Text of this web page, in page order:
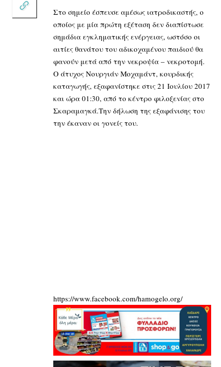
Στο σημείο έσπευσε αμέσως ιατροδικαστής, ο
οποίος με μία πρώτη εξέταση δεν διαπίστωσε
σημάδια εγκληματικής ενέργειας, ωστόσο οι
αιτίες θανάτου του αδικοχαμένου παιδιού θα
φανούν μετά από την νεκροψία – νεκροτομή.
Ο άτυχος Νουργιάν Μοχαμάντ, κουρδικής
καταγωγής, εξαφανίστηκε στις 21 Ιουλίου 2017
και ώρα 01:30, από το κέντρο φιλοξενίας στο
Σκαραμαγκά.Την δήλωση της εξαφάνισης του
την έκαναν οι γονείς του.
https://www.facebook.com/hamogelo.org/